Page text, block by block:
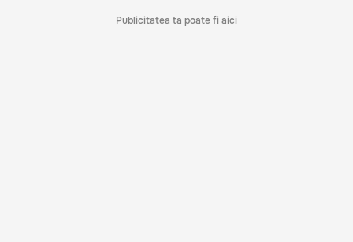
Publicitatea ta poate fi aici